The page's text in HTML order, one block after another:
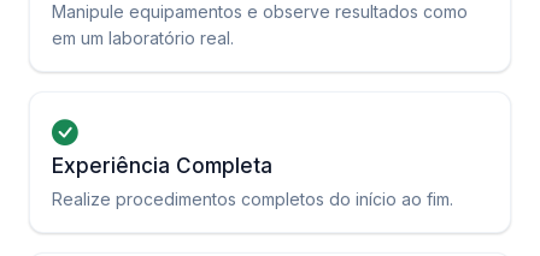
Manipule equipamentos e observe resultados como
em um laboratório real.
Experiência Completa
Realize procedimentos completos do início ao fim.